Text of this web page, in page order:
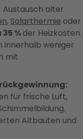
Austausch alter
, Solarthermie oder
35 %der Heizkosten.
innerhalb weniger
mit
für frische Luft,
Altbauten und